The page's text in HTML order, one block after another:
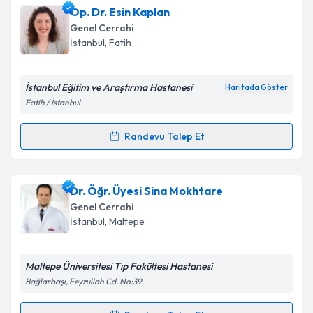
Takvim Talebini Gönder
Op. Dr. Fikret İrkiniçin randevu takvimi talebi
oluşturun. Size bu uzmandan randevu almanız için bir
takvim hazırlandığında e-posta ile bilgilendireceğiz.
Kişisel verilerimin işlenmesine ilişkin
Metni'ni okudum ve kişisel verilerimin belirtilen
Takvim Talebini Gönder
Op. Dr. Esin Kaplan
Genel Cerrahi
İstanbul, Fatih
İstanbul Eğitim ve Araştırma Hastanesi Haritada Göster
Fatih / İstanbul
Randevu Talep Et
Randevu Takvimi Talebi
Op. Dr. Esin Kaplaniçin randevu takvimi talebi
oluşturun. Size bu uzmandan randevu almanız için bir
takvim hazırlandığında e-posta ile bilgilendireceğiz.
Dr. Öğr. Üyesi Sina Mokhtare
Genel Cerrahi
İstanbul, Maltepe
Maltepe Üniversitesi Tıp Fakültesi Hastanesi
Bağlarbaşı, Feyzullah Cd. No:39